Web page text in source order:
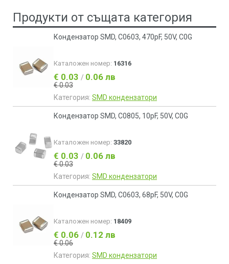
Продукти от същата категория
Кондензатор SMD, C0603, 470pF, 50V, C0G
Каталожен номер: 16316
€ 0.03 / 0.06 лв
€ 0.03
Категория: SMD кондензатори
Кондензатор SMD, C0805, 10pF, 50V, C0G
Каталожен номер: 33820
€ 0.03 / 0.06 лв
€ 0.03
Категория: SMD кондензатори
Кондензатор SMD, C0603, 68pF, 50V, C0G
Каталожен номер: 18409
€ 0.06 / 0.12 лв
€ 0.06
Категория: SMD кондензатори